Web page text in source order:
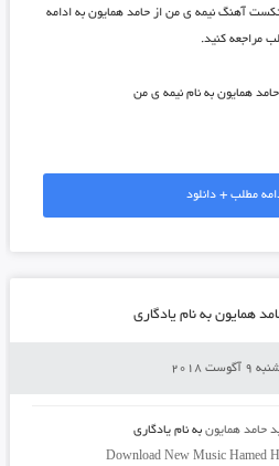
آهنگ نیمه ی من از حامد همایون به ادامه
مراجعه کنید.
مطلب + دانلود
همایون به نام یادگاری
آگوست 2018
حامد همایونبه نام یادگاری
Download New Music Hamed